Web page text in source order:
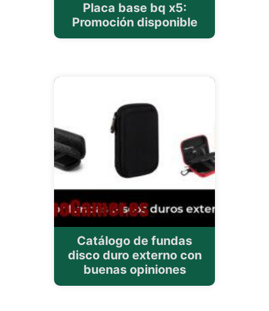
Placa base bq x5:
Promoción disponible
Catálogo de fundas
disco duro externo con
buenas opiniones